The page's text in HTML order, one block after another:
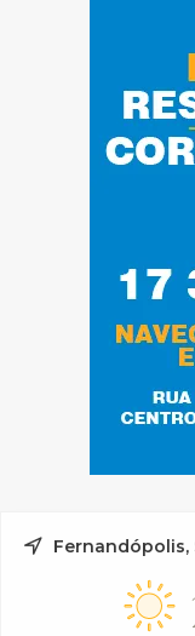
Fernandópolis,